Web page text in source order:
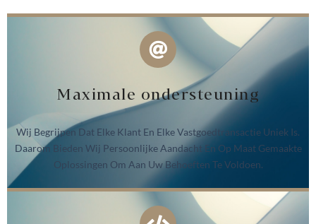
Maximale ondersteuning
Wij Begrijpen Dat Elke Klant En Elke Vastgoedtransactie Uniek Is.
Daarom Bieden Wij Persoonlijke Aandacht En Op Maat Gemaakte
Oplossingen Om Aan Uw Behoeften Te Voldoen.